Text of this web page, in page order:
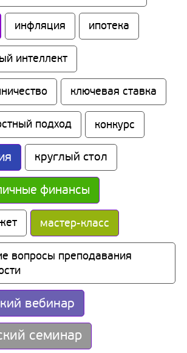
инфляция ипотека
интеллект
ключевая ставка
подход конкурс
круглый стол
финансы
мастер-класс
вопросы преподавания
вебинар
семинар